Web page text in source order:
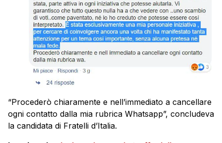
“Procederò chiaramente e nell’immediato a cancellare
ogni contatto dalla mia rubrica Whatsapp”, concludeva
la candidata di Fratelli d’Italia.